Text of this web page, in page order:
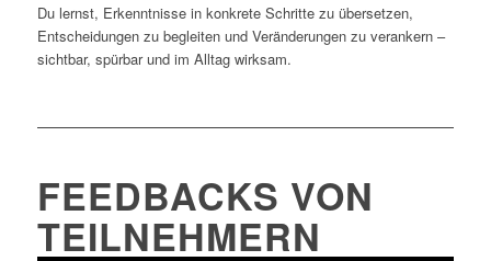
Du lernst, Erkenntnisse in konkrete Schritte zu übersetzen,
Entscheidungen zu begleiten und Veränderungen zu verankern –
sichtbar, spürbar und im Alltag wirksam.
FEEDBACKS VON
TEILNEHMERN